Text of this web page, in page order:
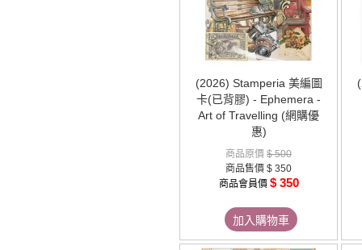
(2026) Stamperia 美編圖
卡(已背膠) - Ephemera -
Art of Travelling (網購優
惠)
商品原價 $ 500
商品售價 $ 350
商品會員價 $ 350
加入購物車